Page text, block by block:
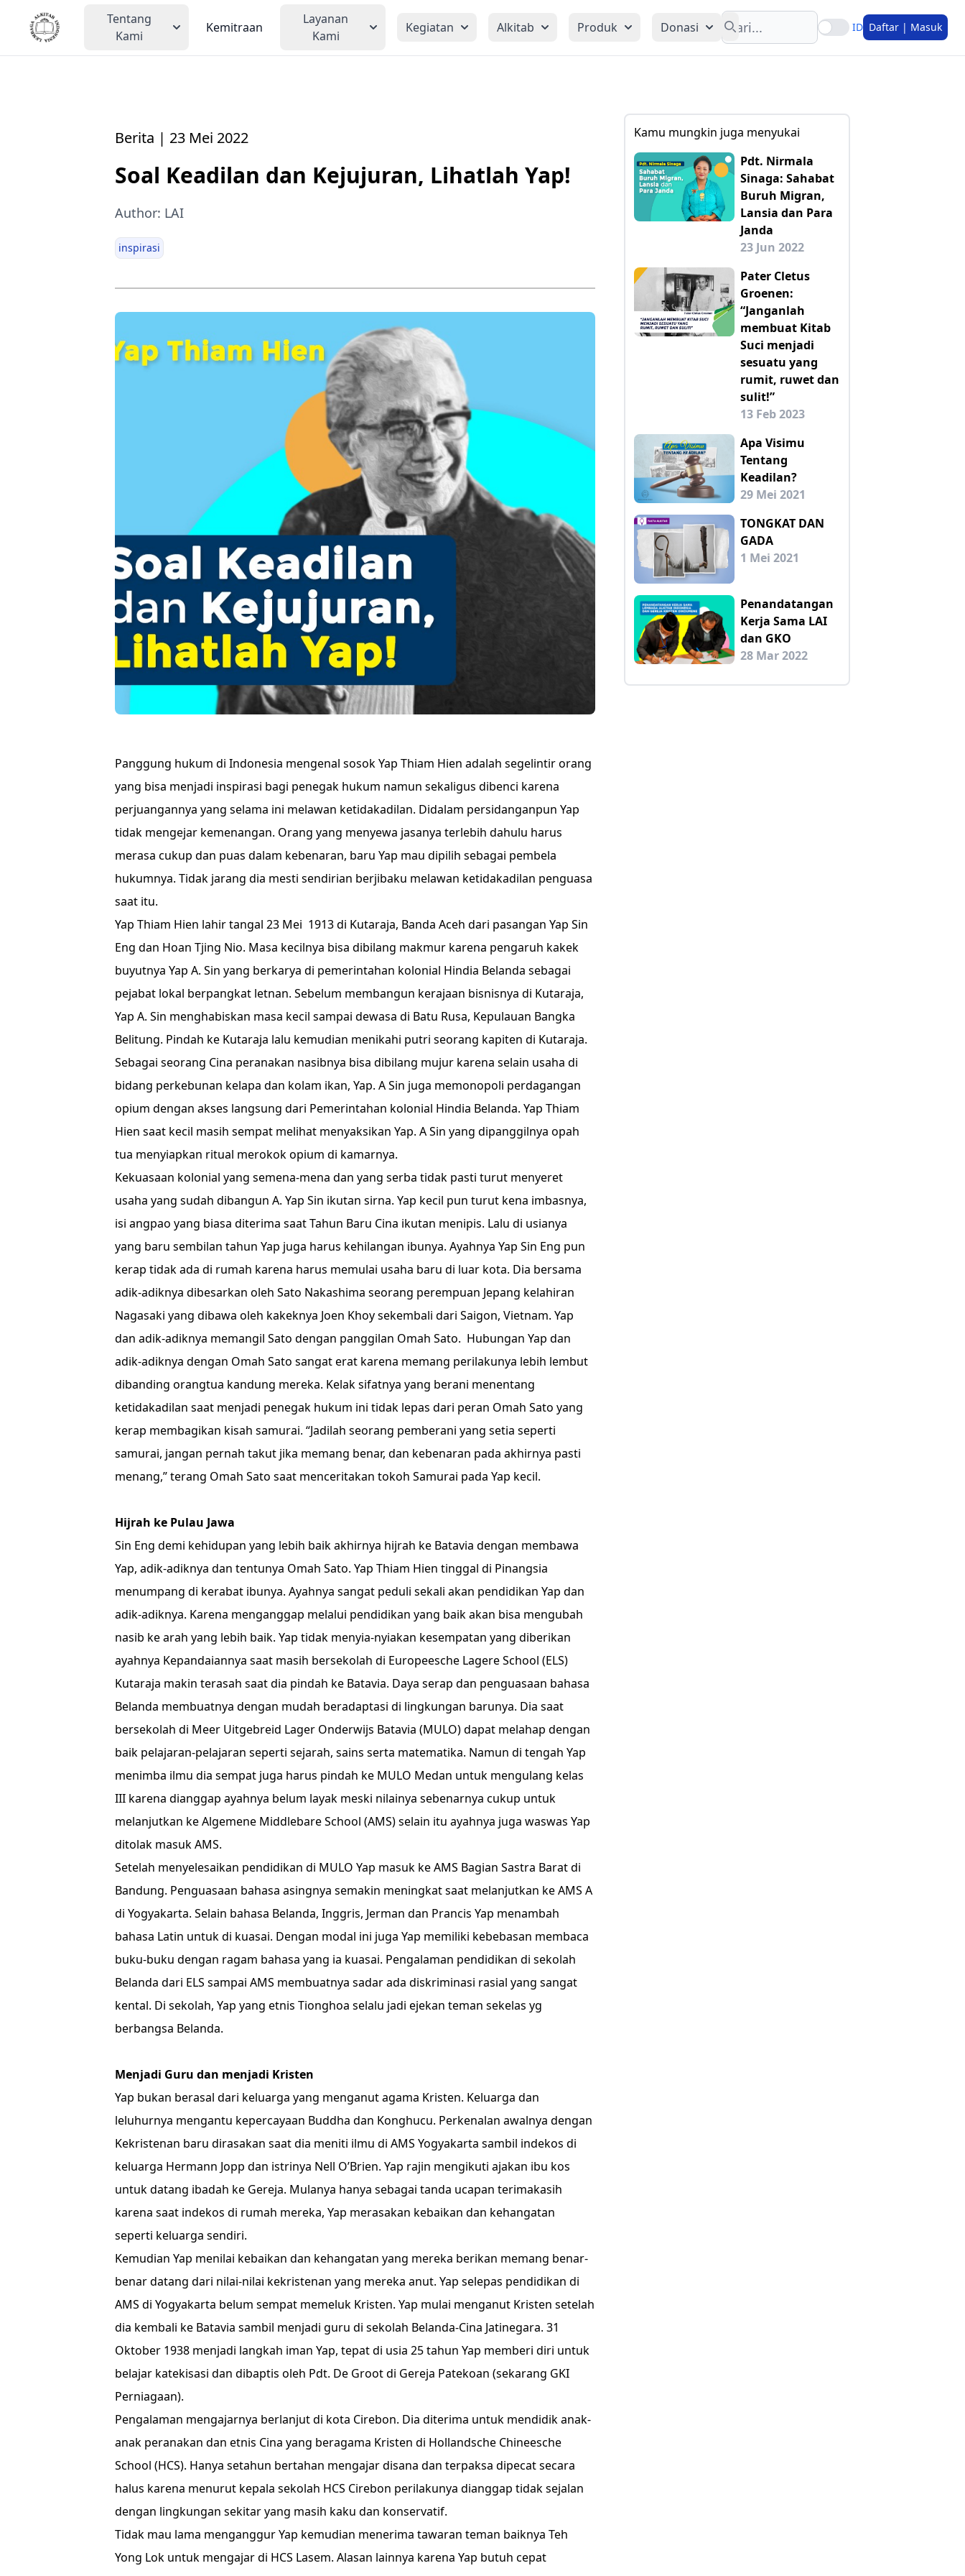
Tentang
Kami
Kemitraan
Layanan
Kami
Kegiatan Alkitab Produk Donasi
Search
ID Daftar | Masuk
Berita | 23 Mei 2022
Soal Keadilan dan Kejujuran, Lihatlah Yap!
Author: LAI
inspirasi
Panggung hukum di Indonesia mengenal sosok Yap Thiam Hien adalah segelintir orang
yang bisa menjadi inspirasi bagi penegak hukum namun sekaligus dibenci karena
perjuangannya yang selama ini melawan ketidakadilan. Didalam persidanganpun Yap
tidak mengejar kemenangan. Orang yang menyewa jasanya terlebih dahulu harus
merasa cukup dan puas dalam kebenaran, baru Yap mau dipilih sebagai pembela
hukumnya. Tidak jarang dia mesti sendirian berjibaku melawan ketidakadilan penguasa
saat itu.
Yap Thiam Hien lahir tangal 23 Mei 1913 di Kutaraja, Banda Aceh dari pasangan Yap Sin
Eng dan Hoan Tjing Nio. Masa kecilnya bisa dibilang makmur karena pengaruh kakek
buyutnya Yap A. Sin yang berkarya di pemerintahan kolonial Hindia Belanda sebagai
pejabat lokal berpangkat letnan. Sebelum membangun kerajaan bisnisnya di Kutaraja,
Yap A. Sin menghabiskan masa kecil sampai dewasa di Batu Rusa, Kepulauan Bangka
Belitung. Pindah ke Kutaraja lalu kemudian menikahi putri seorang kapiten di Kutaraja.
Sebagai seorang Cina peranakan nasibnya bisa dibilang mujur karena selain usaha di
bidang perkebunan kelapa dan kolam ikan, Yap. A Sin juga memonopoli perdagangan
opium dengan akses langsung dari Pemerintahan kolonial Hindia Belanda. Yap Thiam
Hien saat kecil masih sempat melihat menyaksikan Yap. A Sin yang dipanggilnya opah
tua menyiapkan ritual merokok opium di kamarnya.
Kekuasaan kolonial yang semena-mena dan yang serba tidak pasti turut menyeret
usaha yang sudah dibangun A. Yap Sin ikutan sirna. Yap kecil pun turut kena imbasnya,
isi angpao yang biasa diterima saat Tahun Baru Cina ikutan menipis. Lalu di usianya
yang baru sembilan tahun Yap juga harus kehilangan ibunya. Ayahnya Yap Sin Eng pun
kerap tidak ada di rumah karena harus memulai usaha baru di luar kota. Dia bersama
adik-adiknya dibesarkan oleh Sato Nakashima seorang perempuan Jepang kelahiran
Nagasaki yang dibawa oleh kakeknya Joen Khoy sekembali dari Saigon, Vietnam. Yap
dan adik-adiknya memangil Sato dengan panggilan Omah Sato. Hubungan Yap dan
adik-adiknya dengan Omah Sato sangat erat karena memang perilakunya lebih lembut
dibanding orangtua kandung mereka. Kelak sifatnya yang berani menentang
ketidakadilan saat menjadi penegak hukum ini tidak lepas dari peran Omah Sato yang
kerap membagikan kisah samurai. “Jadilah seorang pemberani yang setia seperti
samurai, jangan pernah takut jika memang benar, dan kebenaran pada akhirnya pasti
menang,” terang Omah Sato saat menceritakan tokoh Samurai pada Yap kecil.
Hijrah ke Pulau Jawa
Sin Eng demi kehidupan yang lebih baik akhirnya hijrah ke Batavia dengan membawa
Yap, adik-adiknya dan tentunya Omah Sato. Yap Thiam Hien tinggal di Pinangsia
menumpang di kerabat ibunya. Ayahnya sangat peduli sekali akan pendidikan Yap dan
adik-adiknya. Karena menganggap melalui pendidikan yang baik akan bisa mengubah
nasib ke arah yang lebih baik. Yap tidak menyia-nyiakan kesempatan yang diberikan
ayahnya Kepandaiannya saat masih bersekolah di Europeesche Lagere School (ELS)
Kutaraja makin terasah saat dia pindah ke Batavia. Daya serap dan penguasaan bahasa
Belanda membuatnya dengan mudah beradaptasi di lingkungan barunya. Dia saat
bersekolah di Meer Uitgebreid Lager Onderwijs Batavia (MULO) dapat melahap dengan
baik pelajaran-pelajaran seperti sejarah, sains serta matematika. Namun di tengah Yap
menimba ilmu dia sempat juga harus pindah ke MULO Medan untuk mengulang kelas
III karena dianggap ayahnya belum layak meski nilainya sebenarnya cukup untuk
melanjutkan ke Algemene Middlebare School (AMS) selain itu ayahnya juga waswas Yap
ditolak masuk AMS.
Setelah menyelesaikan pendidikan di MULO Yap masuk ke AMS Bagian Sastra Barat di
Bandung. Penguasaan bahasa asingnya semakin meningkat saat melanjutkan ke AMS A
di Yogyakarta. Selain bahasa Belanda, Inggris, Jerman dan Prancis Yap menambah
bahasa Latin untuk di kuasai. Dengan modal ini juga Yap memiliki kebebasan membaca
buku-buku dengan ragam bahasa yang ia kuasai. Pengalaman pendidikan di sekolah
Belanda dari ELS sampai AMS membuatnya sadar ada diskriminasi rasial yang sangat
kental. Di sekolah, Yap yang etnis Tionghoa selalu jadi ejekan teman sekelas yg
berbangsa Belanda.
Menjadi Guru dan menjadi Kristen
Yap bukan berasal dari keluarga yang menganut agama Kristen. Keluarga dan
leluhurnya mengantu kepercayaan Buddha dan Konghucu. Perkenalan awalnya dengan
Kekristenan baru dirasakan saat dia meniti ilmu di AMS Yogyakarta sambil indekos di
keluarga Hermann Jopp dan istrinya Nell O’Brien. Yap rajin mengikuti ajakan ibu kos
untuk datang ibadah ke Gereja. Mulanya hanya sebagai tanda ucapan terimakasih
karena saat indekos di rumah mereka, Yap merasakan kebaikan dan kehangatan
seperti keluarga sendiri.
Kemudian Yap menilai kebaikan dan kehangatan yang mereka berikan memang benar-
benar datang dari nilai-nilai kekristenan yang mereka anut. Yap selepas pendidikan di
AMS di Yogyakarta belum sempat memeluk Kristen. Yap mulai menganut Kristen setelah
dia kembali ke Batavia sambil menjadi guru di sekolah Belanda-Cina Jatinegara. 31
Oktober 1938 menjadi langkah iman Yap, tepat di usia 25 tahun Yap memberi diri untuk
belajar katekisasi dan dibaptis oleh Pdt. De Groot di Gereja Patekoan (sekarang GKI
Perniagaan).
Pengalaman mengajarnya berlanjut di kota Cirebon. Dia diterima untuk mendidik anak-
anak peranakan dan etnis Cina yang beragama Kristen di Hollandsche Chineesche
School (HCS). Hanya setahun bertahan mengajar disana dan terpaksa dipecat secara
halus karena menurut kepala sekolah HCS Cirebon perilakunya dianggap tidak sejalan
dengan lingkungan sekitar yang masih kaku dan konservatif.
Tidak mau lama menganggur Yap kemudian menerima tawaran teman baiknya Teh
Yong Lok untuk mengajar di HCS Lasem. Alasan lainnya karena Yap butuh cepat
Kamu mungkin juga menyukai
Pdt. Nirmala
Sinaga: Sahabat
Buruh Migran,
Lansia dan Para
Janda
23 Jun 2022
Pater Cletus
Groenen:
“Janganlah
membuat Kitab
Suci menjadi
sesuatu yang
rumit, ruwet dan
sulit!”
13 Feb 2023
Apa Visimu
Tentang
Keadilan?
29 Mei 2021
TONGKAT DAN
GADA
1 Mei 2021
Penandatangan
Kerja Sama LAI
dan GKO
28 Mar 2022